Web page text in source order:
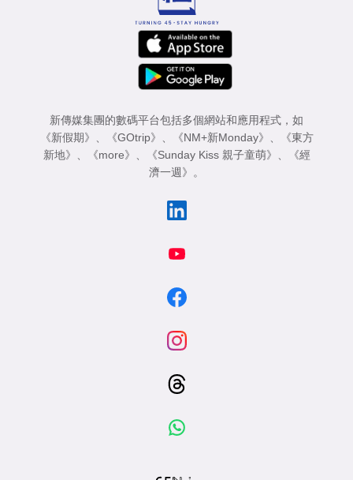
新傳媒集團的數碼平台包括多個網站和應用程式，如
《新假期》 、 《GOtrip》 、 《NM+新Monday》 、
《東方
新地》 、 《more》 、 《Sunday Kiss 親子童萌》 、
《經
濟一週》 。